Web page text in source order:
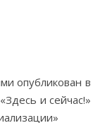
и сейчас!»